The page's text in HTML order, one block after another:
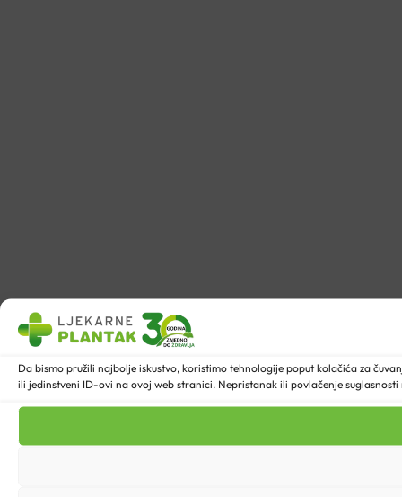
Da bismo pružili najbolje iskustvo, koristimo tehnologije poput kolačića za
ili jedinstveni ID-ovi na ovoj web stranici. Nepristanak ili povlačenje